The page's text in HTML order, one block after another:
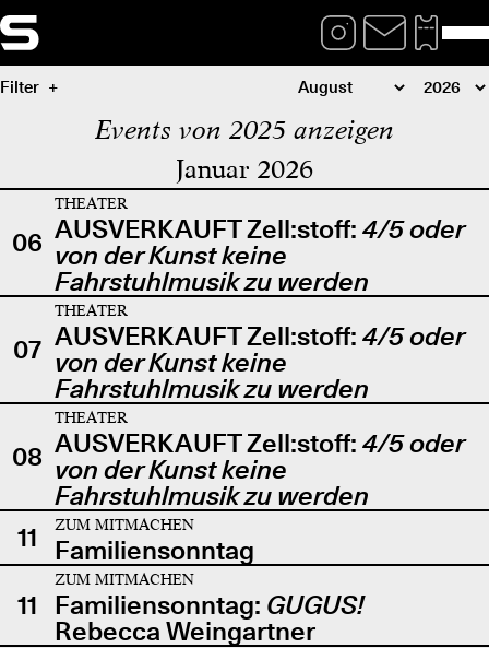
Filter
Events von 2025 anzeigen
Januar 2026
06
THEATER
AUSVERKAUFT Zell:stoff: 4/5 oder
von der Kunst keine
Fahrstuhlmusik zu werden
07
THEATER
AUSVERKAUFT Zell:stoff: 4/5 oder
von der Kunst keine
Fahrstuhlmusik zu werden
08
THEATER
AUSVERKAUFT Zell:stoff: 4/5 oder
von der Kunst keine
Fahrstuhlmusik zu werden
11
ZUM MITMACHEN
Familiensonntag
11
ZUM MITMACHEN
Familiensonntag: GUGUS!
Rebecca Weingartner